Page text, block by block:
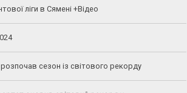
ліги в Сямені +Відео
сезон із світового рекорду